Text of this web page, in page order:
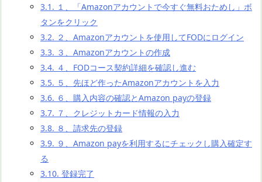
3.1. １、「Amazonアカウントで今すぐ無料おためし」ボ
タンをクリック
3.2. ２、Amazonアカウントを使用してFODにログイン
3.3. ３、Amazonアカウントの作成
3.4. ４、FODコース契約詳細を確認し進む
3.5. ５、先ほど作ったAmazonアカウントを入力
3.6. ６、購入内容の確認とAmazon payの登録
3.7. ７、クレジットカード情報の入力
3.8. ８、請求先の登録
3.9. ９、Amazon payを利用するにチェックし購入確定す
る
3.10. 登録完了